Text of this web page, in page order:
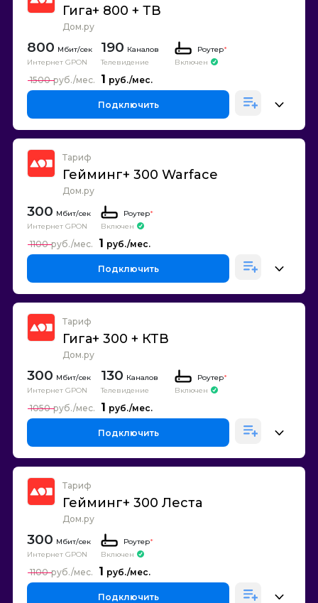
Гига+ 800 + ТВ
Дом.ру
800
Интернет GPON
190 Каналов
Телевидение
Роутер*
Включен
1
1500
Подключить
Тариф
Гейминг+ 300 Warface
Дом.ру
300
Интернет GPON
Роутер*
Включен
1
1100
Подключить
Тариф
Гига+ 300 + КТВ
Дом.ру
300
Интернет GPON
130 Каналов
Телевидение
Роутер*
Включен
1
1050
Подключить
Тариф
Гейминг+ 300 Леста
Дом.ру
300
Интернет GPON
Роутер*
Включен
1
1100
Подключить